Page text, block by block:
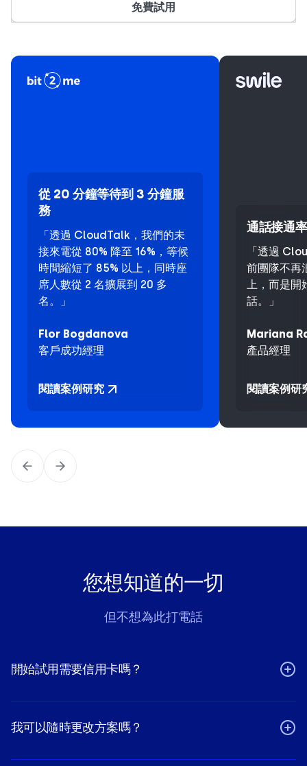
免費試用
從 20 分鐘等待到 3 分鐘服
務
「透過 CloudTalk，我們的未
接來電從 80% 降至 16%，等候
時間縮短了 85% 以上，同時座
席人數從 2 名擴展到 20 多
名。」
Flor Bogdanova
客戶成功經理
閱讀案例研究
通話接通
「透過
前團隊不再
上，而是開
話。」
Mariana
產品經理
閱讀案例研
您想知道的一切
但不想為此打電話
開始試用需要信用卡嗎？
我可以隨時更改方案嗎？